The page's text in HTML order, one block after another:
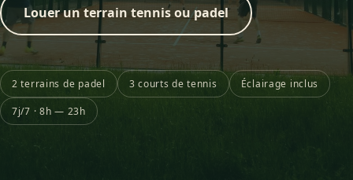
Louer un terrain tennis ou padel
2 terrains de padel 3 courts de tennis Éclairage inclus
7j/7 · 8h — 23h